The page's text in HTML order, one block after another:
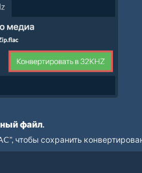
файл.
чтобы сохранить